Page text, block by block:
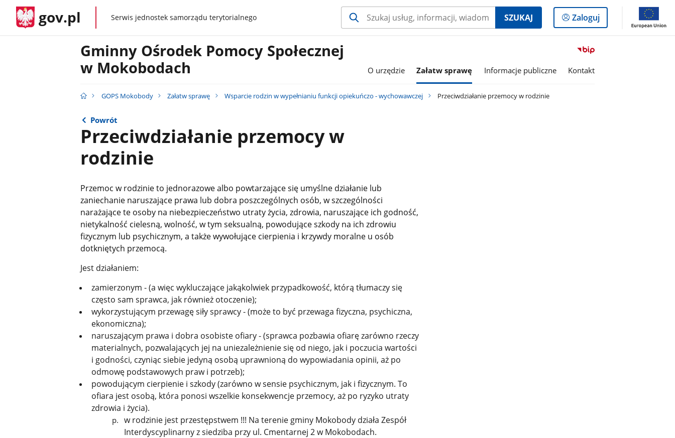
gov.pl gov.plSerwis jednostek samorządu terytorialnego SZUKAJ
Logowanie
do
Zaloguj
Przejdź
serwisu
Gminny Ośrodek Pomocy Społecznej
w Mokobodach
O urzędzie Załatw sprawę Informacje publiczne Kontakt
GOPS Mokobody Załatw sprawę Wsparcie rodzin w wypełnianiu funkcji opiekuńczo - wychowawczej Przeciwdziałanie przemocy w rodzinie
Powrót
Przeciwdziałanie przemocy w
rodzinie
Przemoc w rodzinie to jednorazowe albo powtarzające się umyślne działanie lub
zaniechanie naruszające prawa lub dobra poszczególnych osób, w szczególności
narażające te osoby na niebezpieczeństwo utraty życia, zdrowia, naruszające ich godność,
nietykalność cielesną, wolność, w tym seksualną, powodujące szkody na ich zdrowiu
fizycznym lub psychicznym, a także wywołujące cierpienia i krzywdy moralne u osób
dotkniętych przemocą.
Jest działaniem:
zamierzonym - (a więc wykluczające jakąkolwiek przypadkowość, którą tłumaczy się
często sam sprawca, jak również otoczenie);
wykorzystującym przewagę siły sprawcy - (może to być przewaga fizyczna, psychiczna,
ekonomiczna);
naruszającym prawa i dobra osobiste ofiary - (sprawca pozbawia ofiarę zarówno rzeczy
materialnych, pozwalających jej na uniezależnienie się od niego, jak i poczucia wartości
i godności, czyniąc siebie jedyną osobą uprawnioną do wypowiadania opinii, aż po
odmowę podstawowych praw i potrzeb);
powodującym cierpienie i szkody (zarówno w sensie psychicznym, jak i fizycznym. To
ofiara jest osobą, która ponosi wszelkie konsekwencje przemocy, aż po ryzyko utraty
zdrowia i życia).
w rodzinie jest przestępstwem !!! Na terenie gminy Mokobody działa Zespół
Interdyscyplinarny z siedziba przy ul. Cmentarnej 2 w Mokobodach.